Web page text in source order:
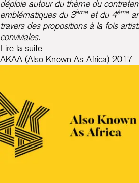
déploie autour du thème du
emblématiques du 3èmeet du 4ème
travers des propositions à la fois
conviviales.
Lire la suite
AKAA (Also Known As Africa) 2017